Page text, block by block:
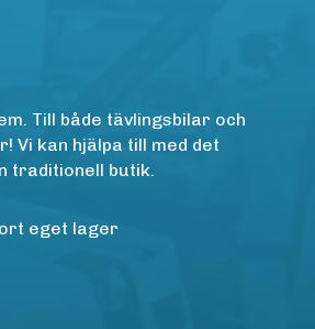
Till både tävlingsbilar och
Vi kan hjälpa till med det
traditionell butik.
eget lager